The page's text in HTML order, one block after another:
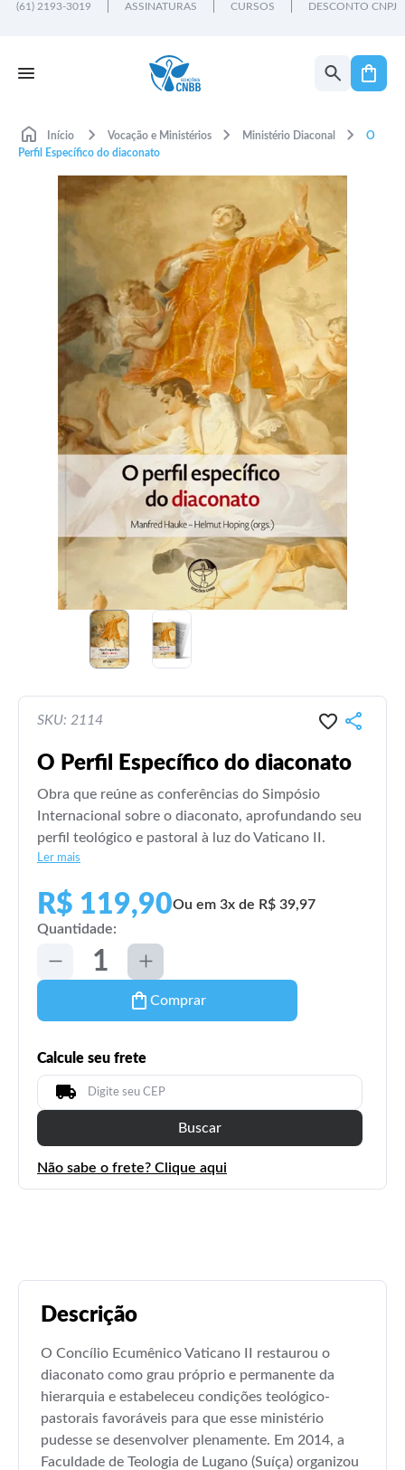
(61) 2193-3019 ASSINATURAS CURSOS DESCONTO CNPJ
Início Vocação e Ministérios Ministério Diaconal
O
Perfil Específico do diaconato
SKU: 2114
O Perfil Específico do diaconato
Obra que reúne as conferências do Simpósio
Internacional sobre o diaconato, aprofundando seu
perfil teológico e pastoral à luz do Vaticano II.
Ler mais
R$ 119,90Ou em 3x de R$ 39,97
Quantidade:
Comprar
Calcule seu frete
Buscar
Não sabe o frete? Clique aqui
Descrição
O Concílio Ecumênico Vaticano II restaurou o
diaconato como grau próprio e permanente da
hierarquia e estabeleceu condições teológico-
pastorais favoráveis para que esse ministério
pudesse se desenvolver plenamente. Em 2014, a
Faculdade de Teologia de Lugano (Suíça) organizou